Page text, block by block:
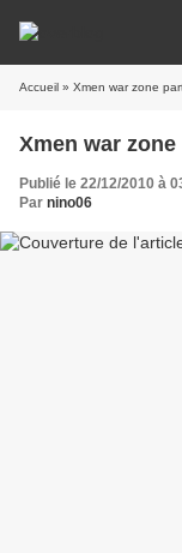
Accueil » Xmen war zone
Xmen war
Publié le 22/12/2010 à
Par nino06